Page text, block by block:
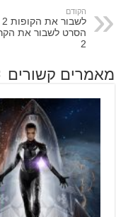
הקודם
2
מאמרים קשורים